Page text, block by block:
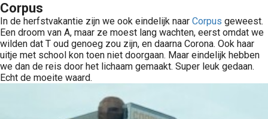
Corpus
In de herfstvakantie zijn we ook eindelijk naar Corpus geweest.
Een droom van A, maar ze moest lang wachten, eerst omdat we
wilden dat T oud genoeg zou zijn, en daarna Corona. Ook haar
uitje met school kon toen niet doorgaan. Maar eindelijk hebben
we dan de reis door het lichaam gemaakt. Super leuk gedaan.
Echt de moeite waard.